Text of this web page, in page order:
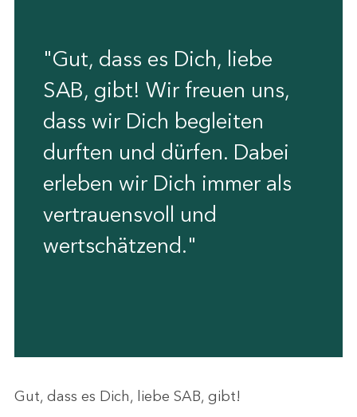
"Gut, dass es Dich, liebe
SAB, gibt! Wir freuen uns,
dass wir Dich begleiten
durften und dürfen. Dabei
erleben wir Dich immer als
vertrauensvoll und
wertschätzend."
Gut, dass es Dich, liebe SAB, gibt!